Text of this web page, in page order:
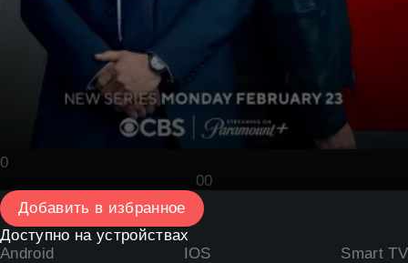
0
00
Добавить в избранное
Доступно на устройствах
Android
IOS
Smart TV